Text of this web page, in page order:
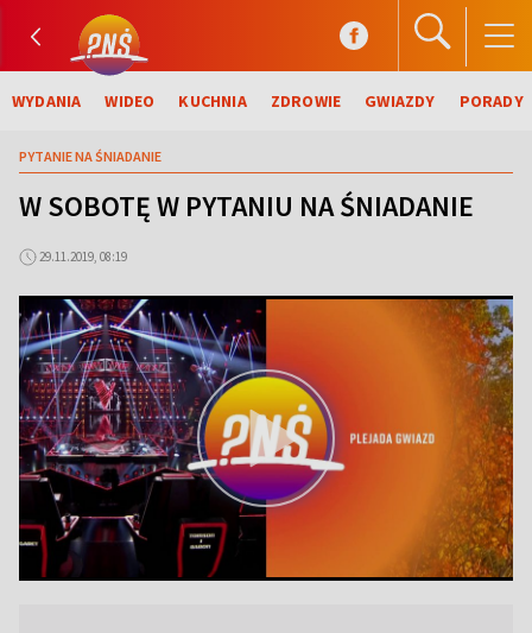
WYDANIA WIDEO KUCHNIA ZDROWIE GWIAZDY PORADY
PYTANIE NA ŚNIADANIE
W SOBOTĘ W PYTANIU NA ŚNIADANIE
29.11.2019, 08:19